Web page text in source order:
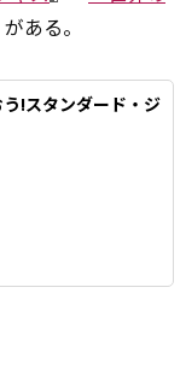
ある。
!スタンダード・ジ